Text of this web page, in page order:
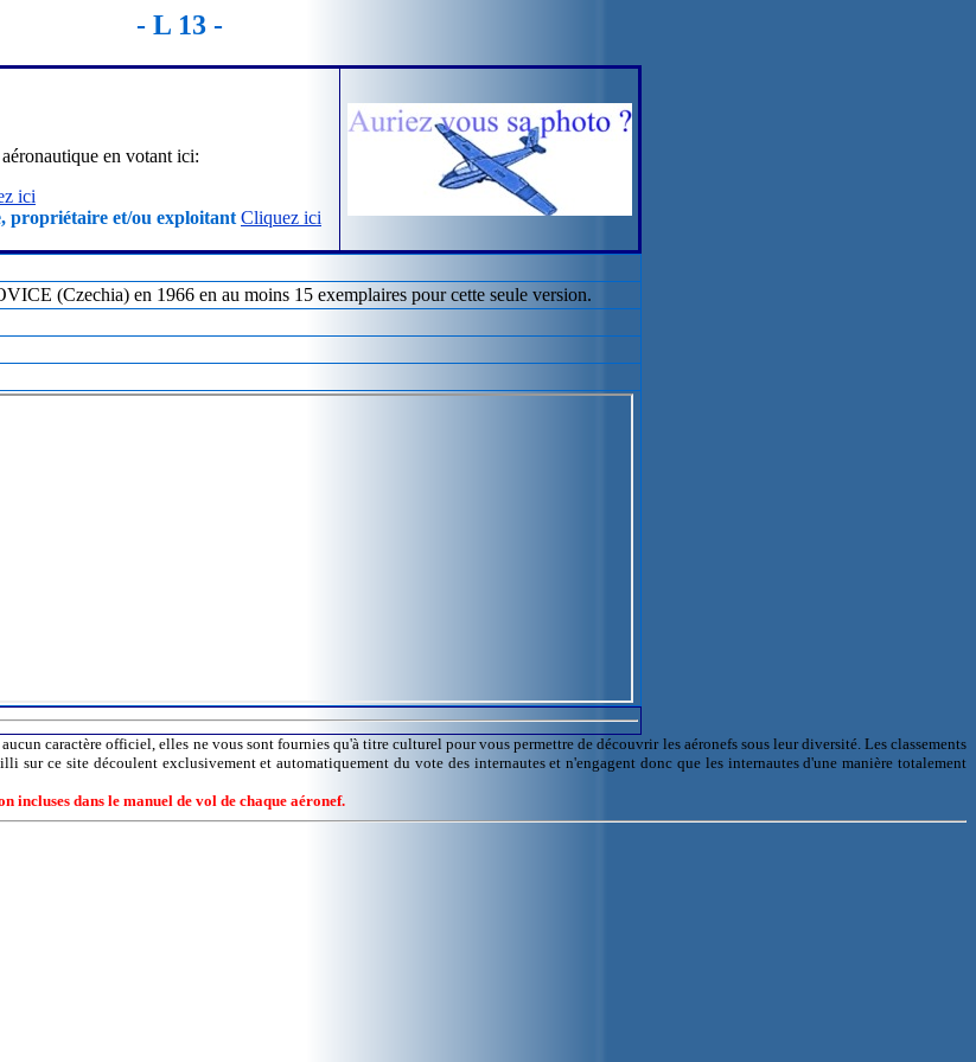
- L 13 -
en votant ici:
ici
propriétaire et/ou exploitant Cliquez ici
(Czechia) en 1966 en au moins 15 exemplaires pour cette seule version.
caractère officiel, elles ne vous sont fournies qu'à titre culturel pour vous permettre de découvrir les aéronefs sous leur diversité. Les classements
sur ce site découlent exclusivement et automatiquement du vote des internautes et n'engagent donc que les internautes d'une manière totalement
dans le manuel de vol de chaque aéronef.